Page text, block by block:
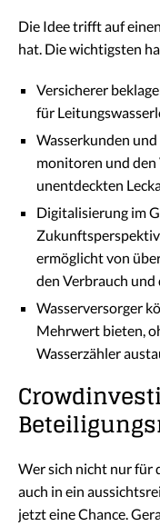
Die Idee trifft auf
hat. Die wichtigsten
Versicherer
für
Wasserkunden
monitoren und
unentdeckten
Digitalisierung im
ermöglicht von
den Verbrauch und
Wasserversorger
Mehrwert bieten,
Wasserzähler
Wer sich nicht nur für
auch in ein
jetzt eine Chance.